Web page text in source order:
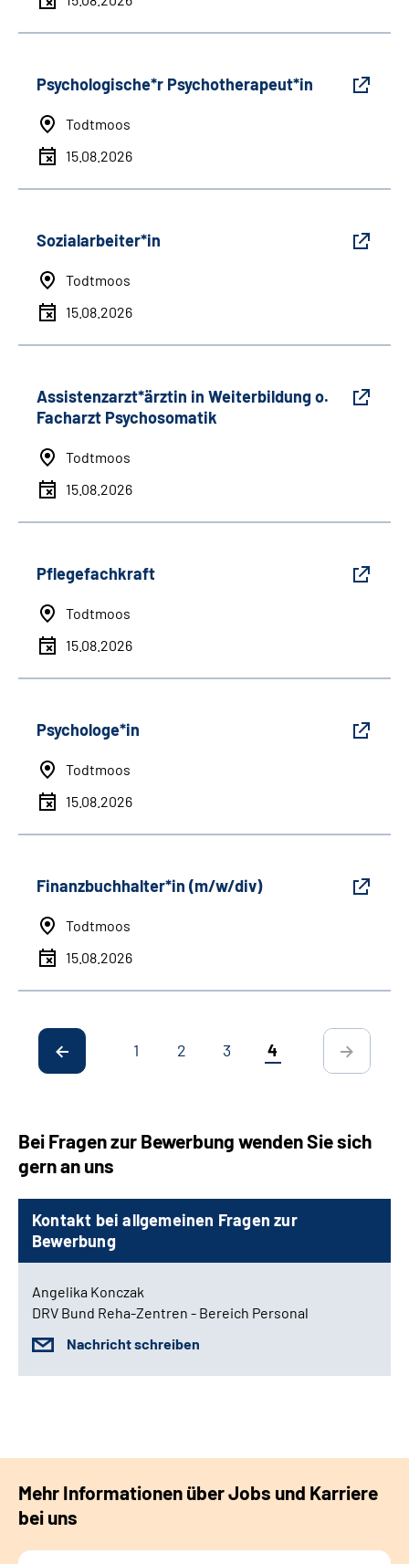
Psychologische*r Psychotherapeut*in
Todtmoos
15.08.2026
Sozialarbeiter*in
Todtmoos
15.08.2026
Assistenzarzt*ärztin in Weiterbildung o.
Facharzt Psychosomatik
Todtmoos
15.08.2026
Pflegefachkraft
Todtmoos
15.08.2026
Psychologe*in
Todtmoos
15.08.2026
Finanzbuchhalter*in (m/w/div)
Todtmoos
15.08.2026
1 2 3 4
Bei Fragen zur Bewerbung wenden Sie sich
gern an uns
Kontakt bei allgemeinen Fragen zur
Bewerbung
Angelika Konczak
DRV Bund Reha-Zentren - Bereich Personal
Nachricht schreiben
Mehr Informationen über Jobs und Karriere
bei uns